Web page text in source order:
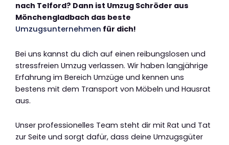
nach Telford? Dann ist Umzug Schröder aus
Mönchengladbach das beste
Umzugsunternehmen für dich!
Bei uns kannst du dich auf einen reibungslosen und
stressfreien Umzug verlassen. Wir haben langjährige
Erfahrung im Bereich Umzüge und kennen uns
bestens mit dem Transport von Möbeln und Hausrat
aus.
Unser professionelles Team steht dir mit Rat und Tat
zur Seite und sorgt dafür, dass deine Umzugsgüter